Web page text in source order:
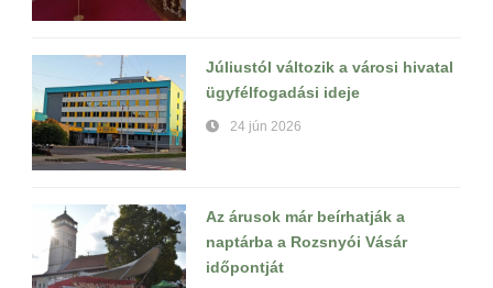
Júliustól változik a városi hivatal
ügyfélfogadási ideje
24 jún 2026
Az árusok már beírhatják a
naptárba a Rozsnyói Vásár
időpontját